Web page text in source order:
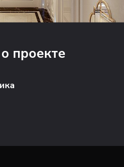
проекте